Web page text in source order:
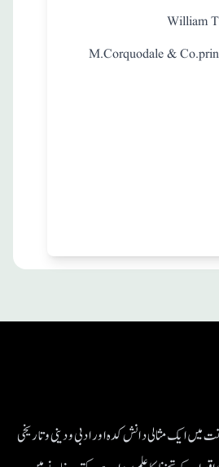
William
M.Corquodale &
میں ایک مثالی دانش کدہ اور ادبی ودینی و تاریخی